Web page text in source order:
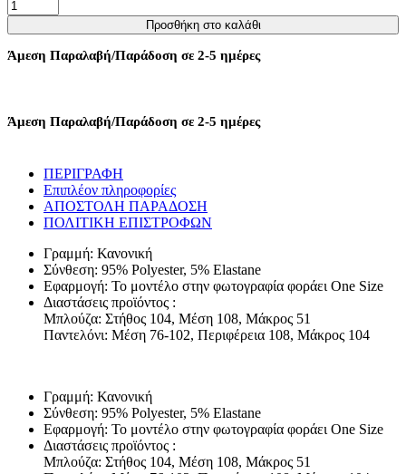
ΣΕΤ
ΦΟΡΜΕΣ
ΜΠΛΟΥΖΑ
ΚΑΙ
-
ΓΑΛΑΖΙΟ
Προσθήκη στο καλάθι
Άμεση Παραλαβή/Παράδοση σε 2-5 ημέρες
Άμεση Παραλαβή/Παράδοση σε 2-5 ημέρες
ΠΕΡΙΓΡΑΦΗ
Επιπλέον πληροφορίες
ΑΠΟΣΤΟΛΗ ΠΑΡΑΔΟΣΗ
ΠΟΛΙΤΙΚΗ ΕΠΙΣΤΡΟΦΩΝ
Γραμμή: Κανονική
Σύνθεση: 95% Polyester, 5% Elastane
Εφαρμογή: Το μοντέλο στην φωτογραφία φοράει One Size
Διαστάσεις προϊόντος :
Μπλούζα: Στήθος 104, Μέση 108, Μάκρος 51
Παντελόνι: Μέση 76-102, Περιφέρεια 108, Μάκρος 104
Γραμμή: Κανονική
Σύνθεση: 95% Polyester, 5% Elastane
Εφαρμογή: Το μοντέλο στην φωτογραφία φοράει One Size
Διαστάσεις προϊόντος :
Μπλούζα: Στήθος 104, Μέση 108, Μάκρος 51